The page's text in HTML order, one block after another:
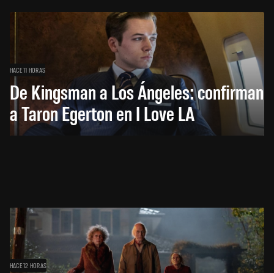
HACE 11 HORAS
De Kingsman a Los Ángeles: confirman
a Taron Egerton en I Love LA
HACE 12 HORAS